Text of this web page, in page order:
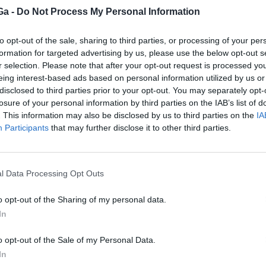
- Do Not Process My Personal Information
opt-out of the sale, sharing to third parties, or processing of your
for targeted advertising by us, please use the below opt-out
selection. Please note that after your opt-out request is processed
interest-based ads based on personal information utilized by us
to third parties prior to your opt-out. You may separately
of your personal information by third parties on the IAB’s list of
This information may also be disclosed by us to third parties on the
Participants that may further disclose it to other third parties.
Data Processing Opt Outs
opt-out of the Sharing of my personal data.
opt-out of the Sale of my Personal Data.
KÖVETKEZŐ BEJEGYZÉS
Oltás és tesztelés a tanulásért